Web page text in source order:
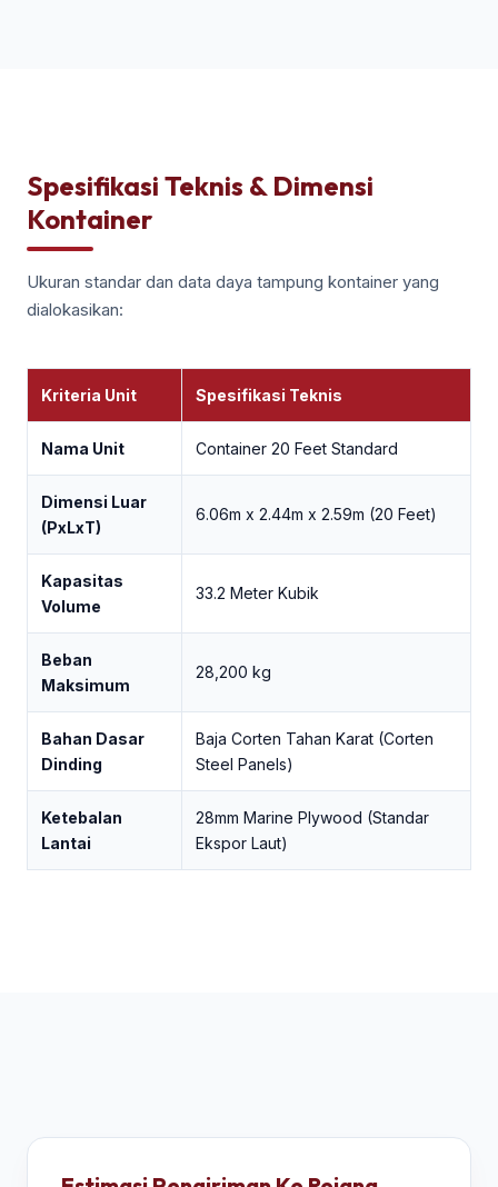
Spesifikasi Teknis & Dimensi
Kontainer
Ukuran standar dan data daya tampung kontainer yang
dialokasikan:
Kriteria Unit Spesifikasi Teknis
Nama Unit Container 20 Feet Standard
Dimensi Luar
(PxLxT)
6.06m x 2.44m x 2.59m (20 Feet)
Kapasitas
Volume
33.2 Meter Kubik
Beban
Maksimum
28,200 kg
Bahan Dasar
Dinding
Baja Corten Tahan Karat (Corten
Steel Panels)
Ketebalan
Lantai
28mm Marine Plywood (Standar
Ekspor Laut)